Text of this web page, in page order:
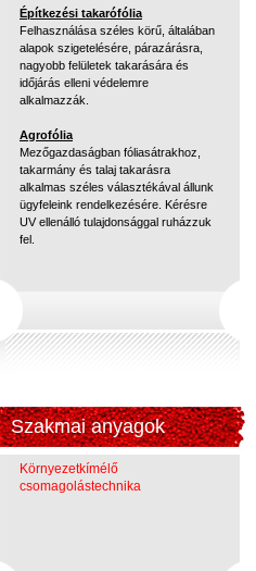
Építkezési takarófólia
Felhasználása széles körű, általában
alapok szigetelésére, párazárásra,
nagyobb felületek takarására és
időjárás elleni védelemre
alkalmazzák.
Agrofólia
Mezőgazdaságban fóliasátrakhoz,
takarmány és talaj takarásra
alkalmas széles választékával állunk
ügyfeleink rendelkezésére. Kérésre
UV ellenálló tulajdonsággal ruházzuk
fel.
Szakmai anyagok
Környezetkímélő
csomagolástechnika